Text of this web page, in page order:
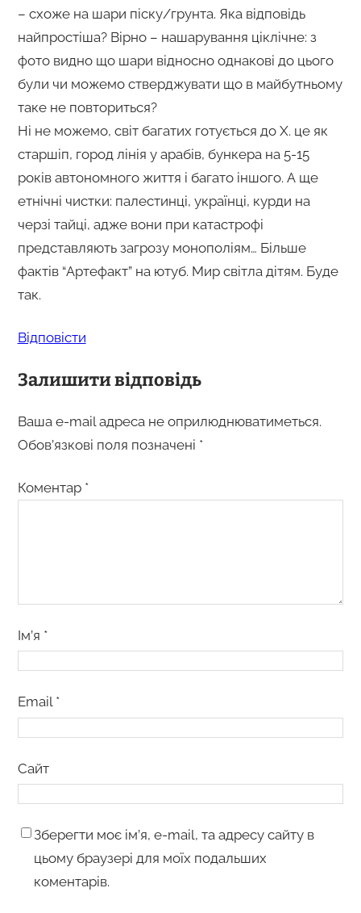
– схоже на шари піску/грунта. Яка відповідь
найпростіша? Вірно – нашарування ціклічне: з
фото видно що шари відносно однакові до цього
були чи можемо стверджувати що в майбутньому
таке не повториться?
Ні не можемо, світ багатих готується до Х. це як
старшіп, город лінія у арабів, бункера на 5-15
років автономного життя і багато іншого. А ще
етнічні чистки: палестинці, українці, курди на
черзі тайці, адже вони при катастрофі
представляють загрозу монополіям… Більше
фактів “Артефакт” на ютуб. Мир світла дітям. Буде
так.
Відповіcти
Залишити відповідь
Ваша e-mail адреса не оприлюднюватиметься.
Обов’язкові поля позначені *
Коментар *
Ім’я *
Email *
Сайт
Зберегти моє ім’я, e-mail, та адресу сайту в
цьому браузері для моїх подальших
коментарів.